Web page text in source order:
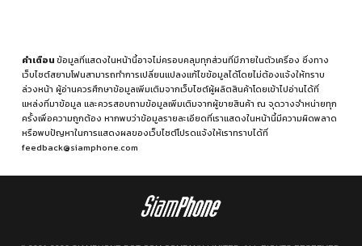
คำเตือนข้อมูลที่แสดงในหน้านี้อาจไม่ครอบคลุมทุกส่วนที่มีภายในตัวเครื่อง ซึ่งทาง
เว็บไซต์สยามโฟนสามารถทำการเปลี่ยนแปลงแก้ไขข้อมูลได้โดยไม่ต้องแจ้งให้ทราบ
ล่วงหน้า ผู้อ่านควรศึกษาข้อมูลเพิ่มเติมจากเว็บไซต์ผู้ผลิตสินค้าโดยเข้าไปอ่านได้ที่
แหล่งที่มาข้อมูล และควรสอบถามข้อมูลเพิ่มเติมจากผู้ขายสินค้า ณ จุดวางจำหน่ายทุก
ครั้งเพื่อความถูกต้อง หากพบว่าข้อมูลรายละเอียดที่เราแสดงในหน้านี้มีความผิดพลาด
หรือพบปัญหาในการแสดงผลของเว็บไซต์โปรดแจ้งให้เราทราบได้ที่
feedback@siamphone.com